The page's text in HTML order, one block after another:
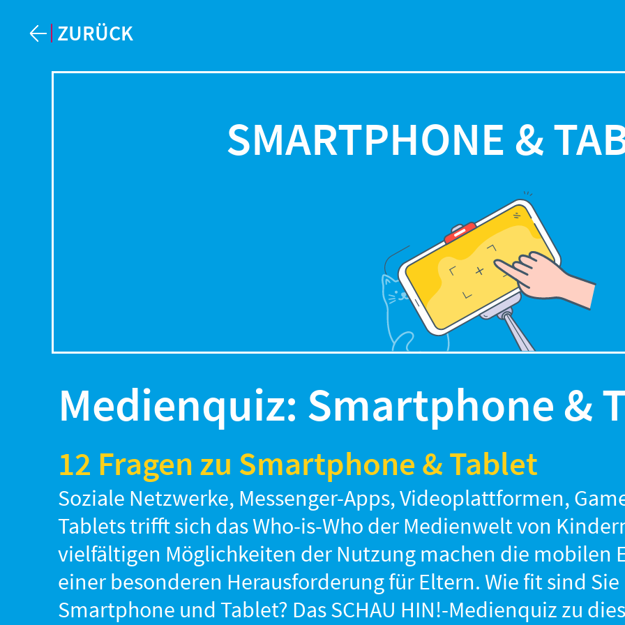
ZURÜCK
SMARTPHONE &
Medienquiz: Smartphone &
12 Fragen zu Smartphone & Tablet
Soziale Netzwerke, Messenger-Apps, Videoplattformen,
Tablets trifft sich das Who-is-Who der Medienwelt von
vielfältigen Möglichkeiten der Nutzung machen die mobilen
einer besonderen Herausforderung für Eltern. Wie fit sind
Smartphone und Tablet? Das SCHAU HIN!-Medienquiz zu